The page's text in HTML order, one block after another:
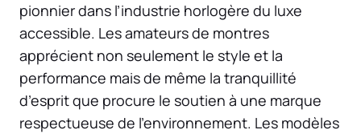
pionnier dans l’industrie horlogère du luxe
accessible. Les amateurs de montres
apprécient non seulement le style et la
performance mais de même la tranquillité
d’esprit que procure le soutien à une marque
respectueuse de l’environnement. Les modèles